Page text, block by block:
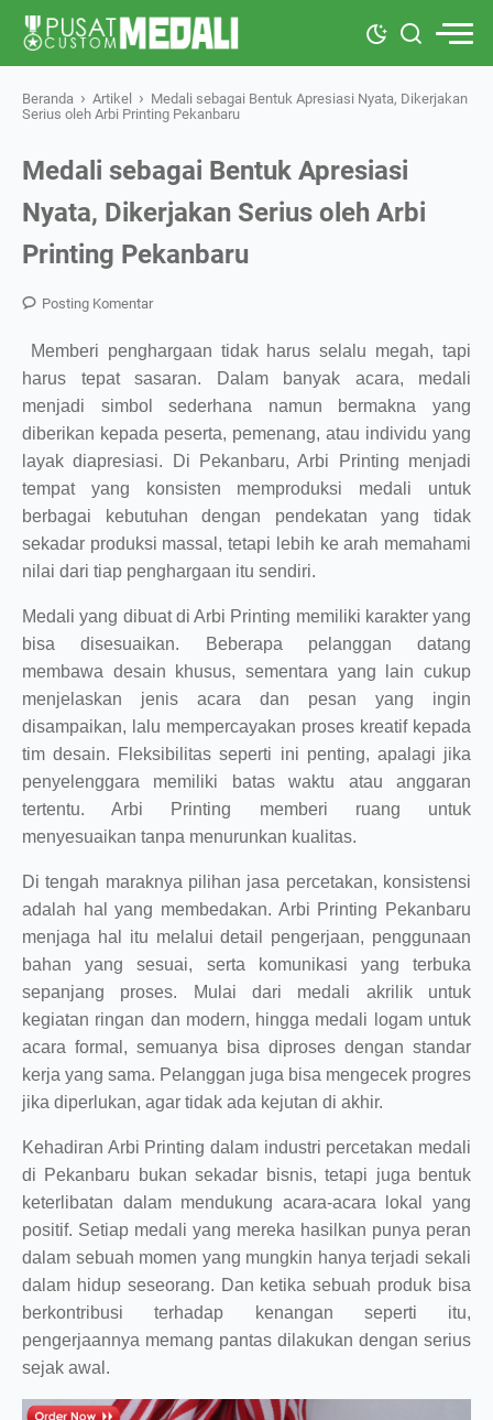
Beranda › Artikel › Medali sebagai Bentuk Apresiasi Nyata, Dikerjakan
Serius oleh Arbi Printing Pekanbaru
Medali sebagai Bentuk Apresiasi
Nyata, Dikerjakan Serius oleh Arbi
Printing Pekanbaru
Posting Komentar
Memberi penghargaan tidak harus selalu megah, tapi
harus tepat sasaran. Dalam banyak acara, medali
menjadi simbol sederhana namun bermakna yang
diberikan kepada peserta, pemenang, atau individu yang
layak diapresiasi. Di Pekanbaru, Arbi Printing menjadi
tempat yang konsisten memproduksi medali untuk
berbagai kebutuhan dengan pendekatan yang tidak
sekadar produksi massal, tetapi lebih ke arah memahami
nilai dari tiap penghargaan itu sendiri.
Medali yang dibuat di Arbi Printing memiliki karakter yang
bisa disesuaikan. Beberapa pelanggan datang
membawa desain khusus, sementara yang lain cukup
menjelaskan jenis acara dan pesan yang ingin
disampaikan, lalu mempercayakan proses kreatif kepada
tim desain. Fleksibilitas seperti ini penting, apalagi jika
penyelenggara memiliki batas waktu atau anggaran
tertentu. Arbi Printing memberi ruang untuk
menyesuaikan tanpa menurunkan kualitas.
Di tengah maraknya pilihan jasa percetakan, konsistensi
adalah hal yang membedakan. Arbi Printing Pekanbaru
menjaga hal itu melalui detail pengerjaan, penggunaan
bahan yang sesuai, serta komunikasi yang terbuka
sepanjang proses. Mulai dari medali akrilik untuk
kegiatan ringan dan modern, hingga medali logam untuk
acara formal, semuanya bisa diproses dengan standar
kerja yang sama. Pelanggan juga bisa mengecek progres
jika diperlukan, agar tidak ada kejutan di akhir.
Kehadiran Arbi Printing dalam industri percetakan medali
di Pekanbaru bukan sekadar bisnis, tetapi juga bentuk
keterlibatan dalam mendukung acara-acara lokal yang
positif. Setiap medali yang mereka hasilkan punya peran
dalam sebuah momen yang mungkin hanya terjadi sekali
dalam hidup seseorang. Dan ketika sebuah produk bisa
berkontribusi terhadap kenangan seperti itu,
pengerjaannya memang pantas dilakukan dengan serius
sejak awal.